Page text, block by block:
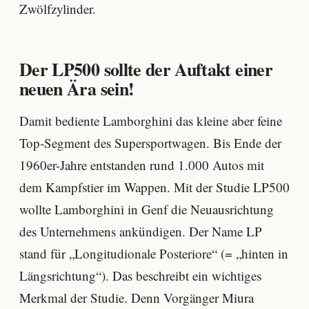
Zwölfzylinder.
Der LP500 sollte der Auftakt einer
neuen Ära sein!
Damit bediente Lamborghini das kleine aber feine
Top-Segment des Supersportwagen. Bis Ende der
1960er-Jahre entstanden rund 1.000 Autos mit
dem Kampfstier im Wappen. Mit der Studie LP500
wollte Lamborghini in Genf die Neuausrichtung
des Unternehmens ankündigen. Der Name LP
stand für „Longitudionale Posteriore“ (= „hinten in
Längsrichtung“). Das beschreibt ein wichtiges
Merkmal der Studie. Denn Vorgänger Miura